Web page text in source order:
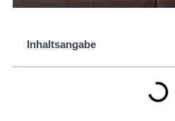
Inhaltsangabe